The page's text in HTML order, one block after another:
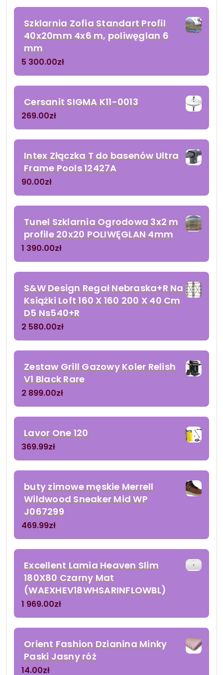
Szklarnia Zofia Standart Profil
40x20mm 4x6 m, poliwęglan 6
mm
5 300.00zł
Cersanit SIGMA K11-0013
269.00zł
Intex Złączka T do basenów Ultra
Frame Pools 12427A
90.00zł
Tunel Szklarnia Ogrodowa 3x2 m
profile 20x20 POLIWĘGLAN 4mm
1 390.00zł
S&W Design Regał Nebraska+R Na
Książki Loft 160 X 160 200 X 40 Cm
D5 Ns540+R
2 580.00zł
Zestaw Grill Gazowy Koler Relish
V1 Black Rare
2 899.00zł
Lavor One 120
369.99zł
buty zimowe męskie Merrell
Wildwood Sneaker Mid WP
J067299
469.99zł
Excellent Lamia Heaven Slim
180X80 Czarny Mat
(WAEXHEV18WHSARINFLOWBL)
1 969.00zł
Orient Fashion Dzianina Minky
Paski Jasny róż
14.00zł